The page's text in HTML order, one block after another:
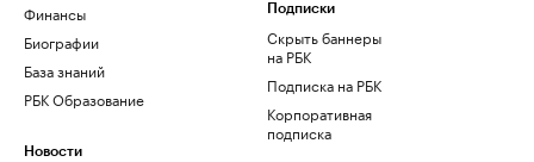
Финансы
Биографии
База знаний
РБК Образование
Новости
Подписки
Скрыть баннеры
на РБК
Подписка на РБК
Корпоративная
подписка